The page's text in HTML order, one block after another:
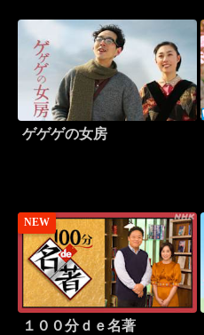
ゲゲゲの女房
NEW
１００分ｄｅ名著